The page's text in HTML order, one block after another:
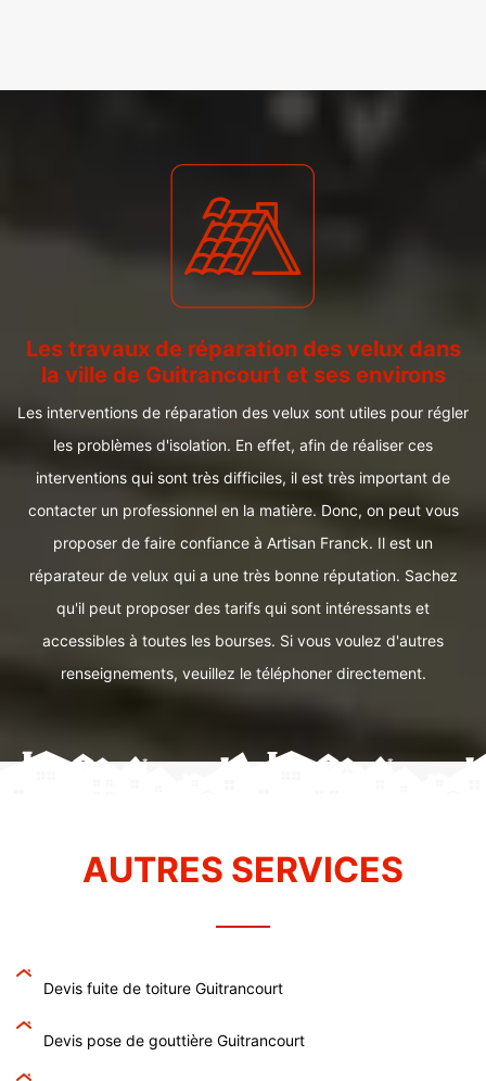
Les travaux de réparation des velux dans
la ville de Guitrancourt et ses environs
Les interventions de réparation des velux sont utiles pour régler
les problèmes d'isolation. En effet, afin de réaliser ces
interventions qui sont très difficiles, il est très important de
contacter un professionnel en la matière. Donc, on peut vous
proposer de faire confiance à Artisan Franck. Il est un
réparateur de velux qui a une très bonne réputation. Sachez
qu'il peut proposer des tarifs qui sont intéressants et
accessibles à toutes les bourses. Si vous voulez d'autres
renseignements, veuillez le téléphoner directement.
AUTRES SERVICES
Devis fuite de toiture Guitrancourt
Devis pose de gouttière Guitrancourt